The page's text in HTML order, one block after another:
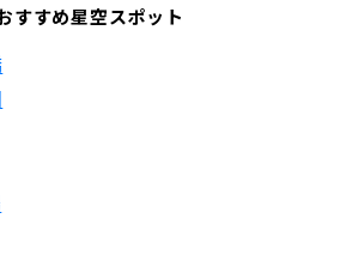
すすめ星空スポット